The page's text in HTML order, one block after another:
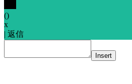
()
x
| 返信
Insert